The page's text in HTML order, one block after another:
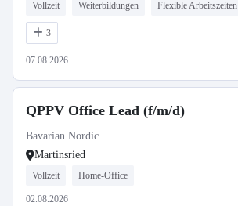
Vollzeit Weiterbildungen Flexible Arbeitszeiten
3
07.08.2026
QPPV Office Lead (f/m/d)
Bavarian Nordic
Martinsried
Vollzeit Home-Office
02.08.2026